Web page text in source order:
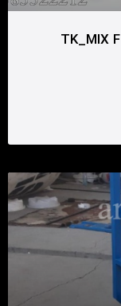
میکسر ۵۰۰۰ لیتری پلی اتیلن قیفی _ TK_MIX F